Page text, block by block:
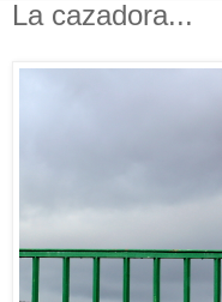
La cazadora...